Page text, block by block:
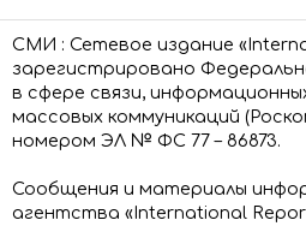
СМИ : Сетевое издание
зарегистрировано
в сфере связи,
массовых коммуникаций
номером ЭЛ № ФС 77 – 86873.
Сообщения и материалы
агентства «International